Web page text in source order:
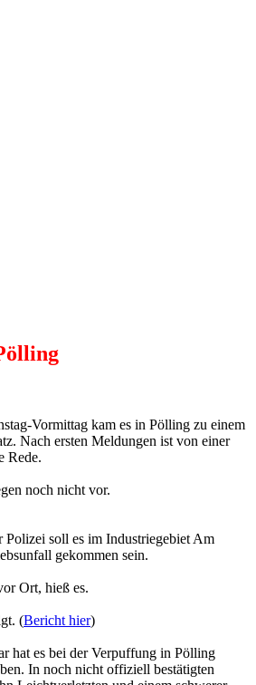
Vormittag kam es in Pölling zu einem
Nach ersten Meldungen ist von einer
Rede.
noch nicht vor.
Polizei soll es im Industriegebiet Am
gekommen sein.
Ort, hieß es.
(Bericht hier)
hat es bei der Verpuffung in Pölling
In noch nicht offiziell bestätigten